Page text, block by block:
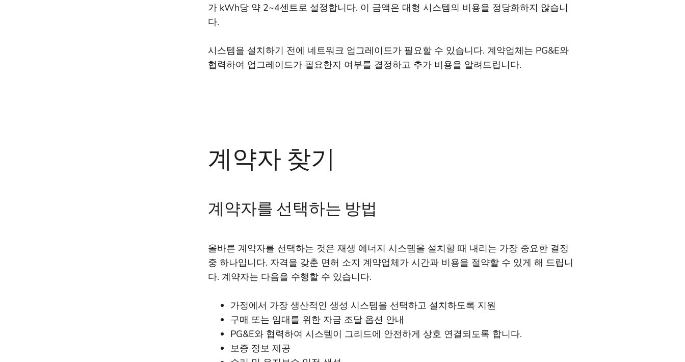
가 kWh당 약 2~4센트로 설정합니다. 이 금액은 대형 시스템의 비용을 정당화하지 않습니
다.
시스템을 설치하기 전에 네트워크 업그레이드가 필요할 수 있습니다. 계약업체는 PG&E와
협력하여 업그레이드가 필요한지 여부를 결정하고 추가 비용을 알려드립니다.
계약자 찾기
계약자를 선택하는 방법
올바른 계약자를 선택하는 것은 재생 에너지 시스템을 설치할 때 내리는 가장 중요한 결정
중 하나입니다. 자격을 갖춘 면허 소지 계약업체가 시간과 비용을 절약할 수 있게 해 드립니
다. 계약자는 다음을 수행할 수 있습니다.
가정에서 가장 생산적인 생성 시스템을 선택하고 설치하도록 지원
구매 또는 임대를 위한 자금 조달 옵션 안내
PG&E와 협력하여 시스템이 그리드에 안전하게 상호 연결되도록 합니다.
보증 정보 제공